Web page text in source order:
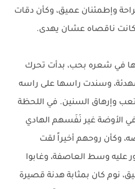
وإطمئنان عميق، وكأن دقات
كانت ناقصاه عشان يهدى.
في شعره بحب، بدأت تحرك
وسندت راسها على راسه
وإرهاق السنين. في اللحظة
الأوضة غير نَفَسهم الهادي
وكأن روحهم أخيراً لقت
عليه وسط العاصفة، وغابوا
نوم كان بمثابة هدنة قصيرة